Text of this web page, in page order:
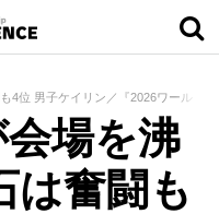
4位 男子ケイリン／『2026ワールド
場を沸
は奮闘も